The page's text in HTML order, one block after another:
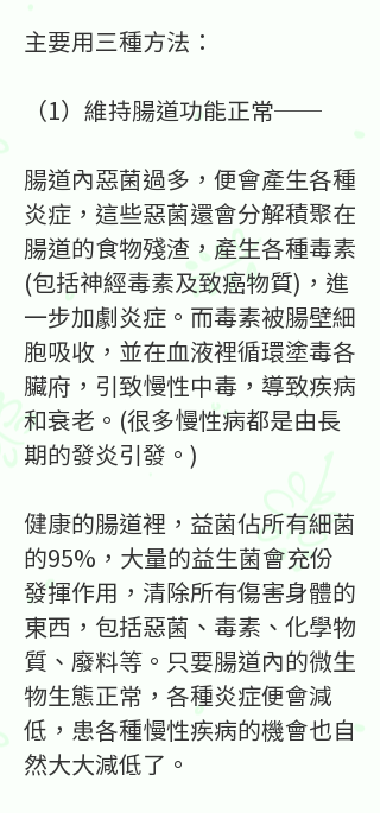
主要用三種方法：
（1）維持腸道功能正常──
腸道內惡菌過多，便會產生各種
炎症，這些惡菌還會分解積聚在
腸道的食物殘渣，產生各種毒素
(包括神經毒素及致癌物質)，進
一步加劇炎症。而毒素被腸壁細
胞吸收，並在血液裡循環塗毒各
臟府，引致慢性中毒，導致疾病
和衰老。(很多慢性病都是由長
期的發炎引發。)
健康的腸道裡，益菌佔所有細菌
的95%，大量的益生菌會充份
發揮作用，清除所有傷害身體的
東西，包括惡菌、毒素、化學物
質、廢料等。只要腸道內的微生
物生態正常，各種炎症便會減
低，患各種慢性疾病的機會也自
然大大減低了。